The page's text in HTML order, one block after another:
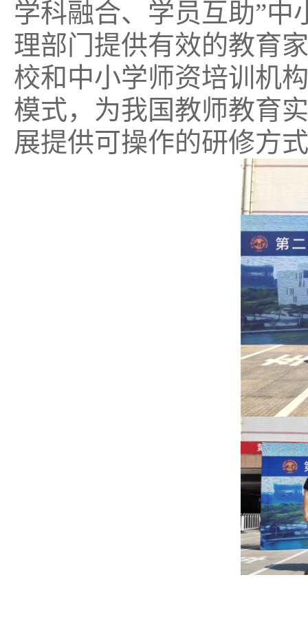
学科融合、学员互助”
理部门提供有效的教育
校和中小学师资培训机
模式，为我国教师教育
展提供可操作的研修方